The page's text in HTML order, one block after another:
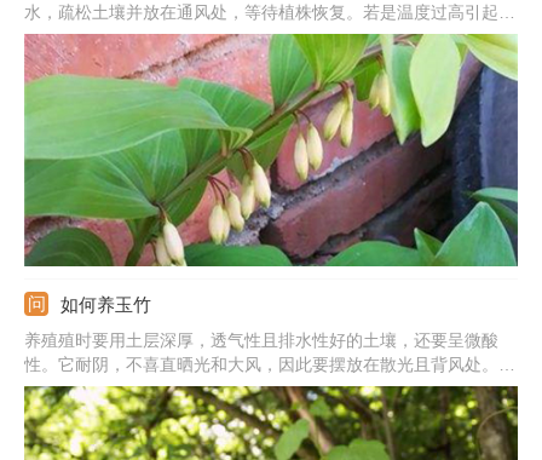
水，疏松土壤并放在通风处，等待植株恢复。若是温度过高引起
的，需要将盆栽移到凉爽且通风的地方，通过向叶面浇水，达到降
温的目的。若是施肥过量引起的，需立即停止施肥，多浇水过滤土
壤养分。若是病虫害引起的，需立即对症下药。
如何养玉竹
养殖殖时要用土层深厚，透气性且排水性好的土壤，还要呈微酸
性。它耐阴，不喜直晒光和大风，因此要摆放在散光且背风处。生
长季要勤施肥，养分充足才可更旺盛的生长。幼苗生长时不耐旱，
要及时补水，雨季还要排水，不可积水。此外，还要注意病虫害。